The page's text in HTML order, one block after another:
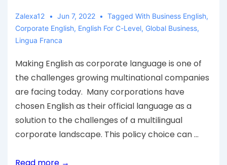
Zalexa12 Jun 7, 2022 Tagged With Business English,
Corporate English, English For C-Level, Global Business,
Lingua Franca
Making English as corporate language is one of
the challenges growing multinational companies
are facing today. Many corporations have
chosen English as their official language as a
solution to the challenges of a multilingual
corporate landscape. This policy choice can …